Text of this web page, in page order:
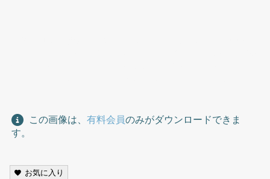
この画像は、 有料会員のみがダウンロードできま
す。
お気に入り